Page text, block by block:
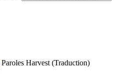
Paroles Harvest (Traduction)